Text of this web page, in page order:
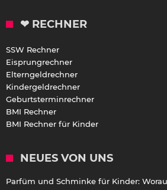
❤ RECHNER
SSW Rechner
Eisprungrechner
Elterngeldrechner
Kindergeldrechner
Geburtsterminrechner
BMI Rechner
BMI Rechner für Kinder
NEUES VON UNS
Parfüm und Schminke für Kinder: